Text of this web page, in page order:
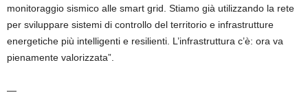
monitoraggio sismico alle smart grid. Stiamo già utilizzando la rete
per sviluppare sistemi di controllo del territorio e infrastrutture
energetiche più intelligenti e resilienti. L’infrastruttura c’è: ora va
pienamente valorizzata”.
—